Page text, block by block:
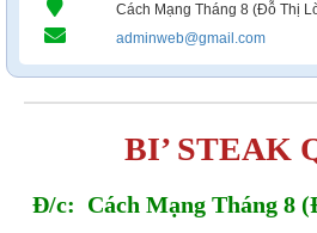
Cách Mạng Tháng 8 (Đỗ Thị
adminweb@gmail.com
BI’ STEAK
Đ/c: Cách Mạng Tháng 8